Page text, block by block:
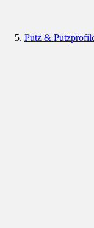
Putz &